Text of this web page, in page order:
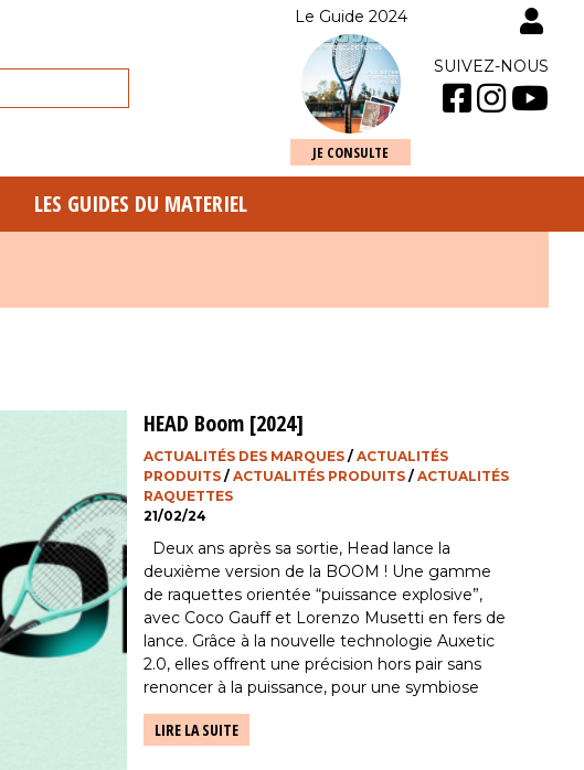
Le Guide 2024
JE CONSULTE
SUIVEZ-NOUS
LES GUIDES DU MATERIEL
HEAD Boom [2024]
ACTUALITÉS DES MARQUES /ACTUALITÉS
PRODUITS /ACTUALITÉS PRODUITS /ACTUALITÉS
RAQUETTES
21/02/24
Deux ans après sa sortie, Head lance la
deuxième version de la BOOM ! Une gamme
de raquettes orientée “puissance explosive”,
avec Coco Gauff et Lorenzo Musetti en fers de
lance. Grâce à la nouvelle technologie Auxetic
2.0, elles offrent une précision hors pair sans
renoncer à la puissance, pour une symbiose
parfaite entre […]
LIRE LA SUITE